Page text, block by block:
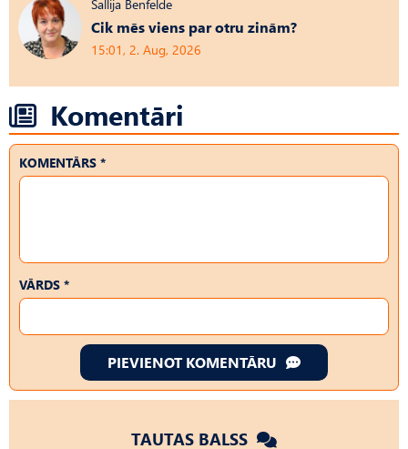
Sallija Benfelde
Cik mēs viens par otru zinām?
15:01, 2. Aug, 2026
Komentāri
KOMENTĀRS *
VĀRDS *
PIEVIENOT KOMENTĀRU
TAUTAS BALSS